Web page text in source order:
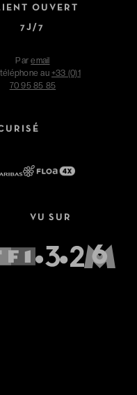
OUVERT
7J/7
Paremail
au +33 (0)1
70 95 85 85
VU SUR